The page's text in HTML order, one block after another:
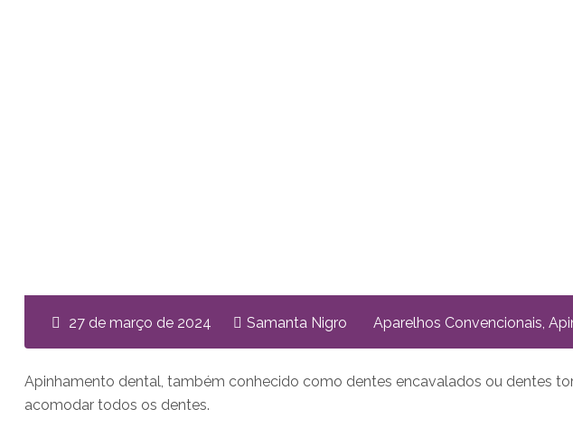
27 de março de 2024 Samanta Nigro Aparelhos Convencionais,
Apinhamento dental, também conhecido como dentes encavalados ou dentes
acomodar todos os dentes.